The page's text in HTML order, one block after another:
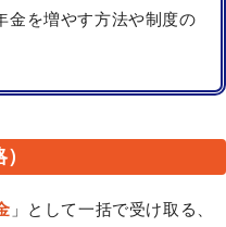
金を増やす方法や制度の
」として一括で受け取る、